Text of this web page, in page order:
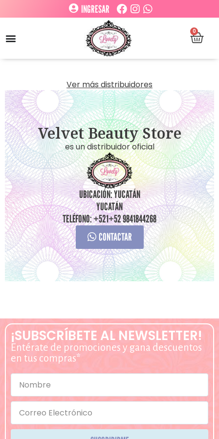
INGRESAR
0
Ver más distribuidores
Velvet Beauty Store
es un distribuidor oficial
UBICACIÓN: YUCATÁN
YUCATÁN
TELÉFONO: +521+52 9841844268
CONTACTAR
¡SUBSCRÍBETE AL NEWSLETTER!
Entérate de promociones y gana descuentos
en tus compras*